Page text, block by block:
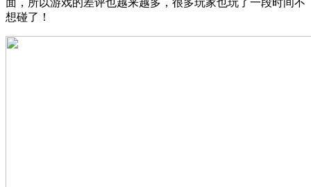
想碰了！